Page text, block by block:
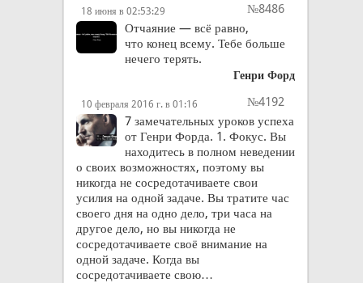
18 июня в 02:53:29
№8486
Отчаяние — всё равно,
что конец всему. Тебе больше
нечего терять.
Генри Форд
10 февраля 2016 г. в 01:16
№4192
7 замечательных уроков успеха
от Генри Форда. 1. Фокус. Вы
находитесь в полном неведении
о своих возможностях, поэтому вы
никогда не сосредотачиваете свои
усилия на одной задаче. Вы тратите час
своего дня на одно дело, три часа на
другое дело, но вы никогда не
сосредотачиваете своё внимание на
одной задаче. Когда вы
сосредотачиваете свою…